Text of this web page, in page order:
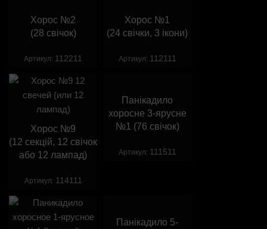
Хорос №2
(28 свічок)
Артикул: 112211
Хорос №1
(24 свічки, 3 ікони)
Артикул: 112111
Хорос №9
(12 секцій, 12 свічок
або 12 лампад)
Артикул: 114111
Панікадило
хоросне 3-ярусне
№1 (76 свічок)
Артикул: 111511
Панікадило 5-